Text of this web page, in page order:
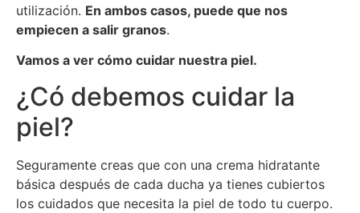
utilización. En ambos casos, puede que nos
empiecen a salir granos.
Vamos a ver cómo cuidar nuestra piel.
¿Có debemos cuidar la
piel?
Seguramente creas que con una crema hidratante
básica después de cada ducha ya tienes cubiertos
los cuidados que necesita la piel de todo tu cuerpo.